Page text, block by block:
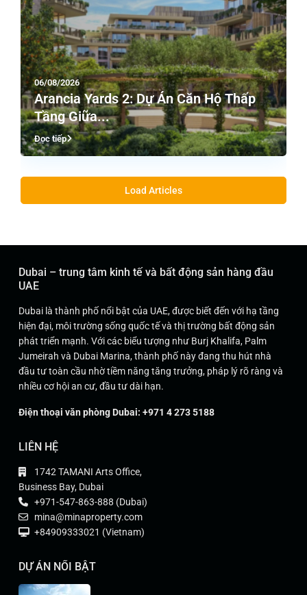
06/08/2026
Arancia Yards 2: Dự Án Căn Hộ Thấp
Tầng Giữa...
Đọc tiếp
Load Articles
Dubai – trung tâm kinh tế và bất động sản hàng đầu
UAE
Dubai là thành phố nổi bật của UAE, được biết đến với hạ tầng
hiện đại, môi trường sống quốc tế và thị trường bất động sản
phát triển mạnh. Với các biểu tượng như Burj Khalifa, Palm
Jumeirah và Dubai Marina, thành phố này đang thu hút nhà
đầu tư toàn cầu nhờ tiềm năng tăng trưởng, pháp lý rõ ràng và
nhiều cơ hội an cư, đầu tư dài hạn.
Điện thoại văn phòng Dubai: +971 4 273 5188
LIÊN HỆ
1742 TAMANI Arts Office,
Business Bay, Dubai
+971-547-863-888 (Dubai)
mina@minaproperty.com
+84909333021 (Vietnam)
DỰ ÁN NỔI BẬT